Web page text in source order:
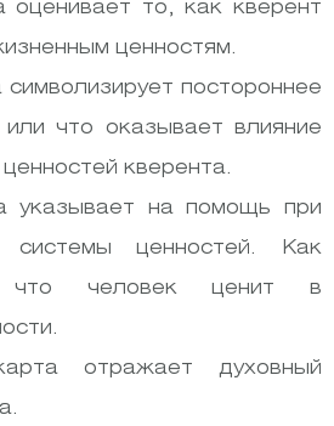
оценивает то, как кверент
ценностям.
символизирует постороннее
что оказывает влияние
кверента.
указывает на помощь при
системы ценностей. Как
человек ценит в
отражает духовный